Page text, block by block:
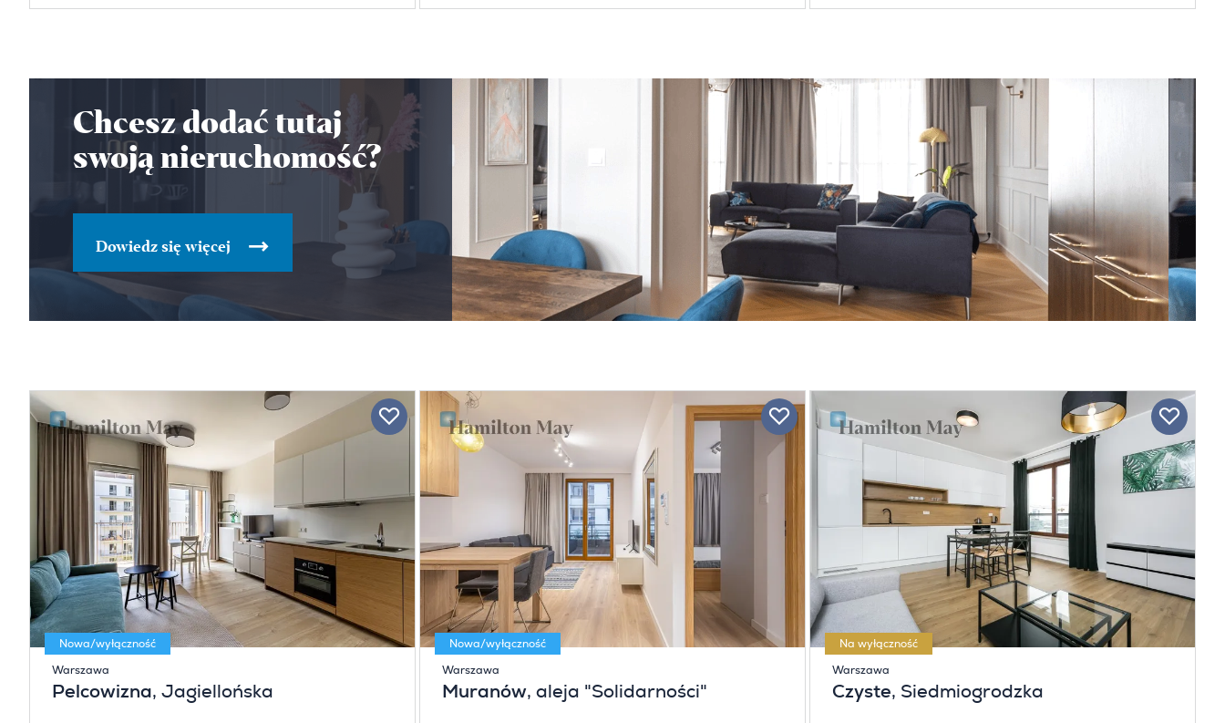
Chcesz dodać tutaj
swoją nieruchomość?
Dowiedz się więcej
Nowa/wyłączność
Warszawa
Pelcowizna, Jagiellońska
Nowa/wyłączność
Warszawa
Muranów, aleja "Solidarności"
Na wyłączność
Warszawa
Czyste, Siedmiogrodzka